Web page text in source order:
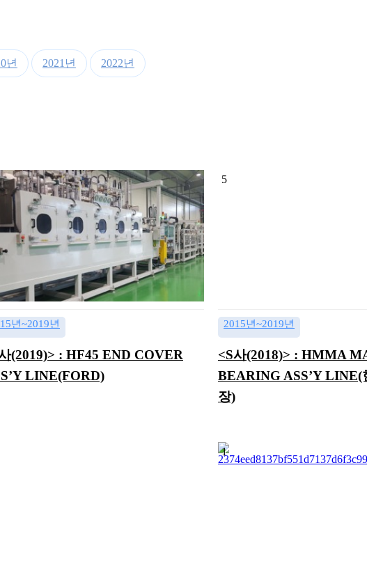
년 2021년 2022년
년~2019년
(2019)> : HF45 END COVER
LINE(FORD)
5
2015년~2019년
<S사(2018)> : HMMA
BEARING ASS’Y LINE(
장)
1